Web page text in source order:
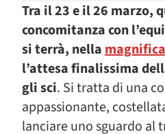
Tra il 23 e il 26 marzo,
concomitanza con
si terrà, nella
l’attesa finalissima
gli sci. Si tratta di una
appassionante,
lanciare uno sguardo